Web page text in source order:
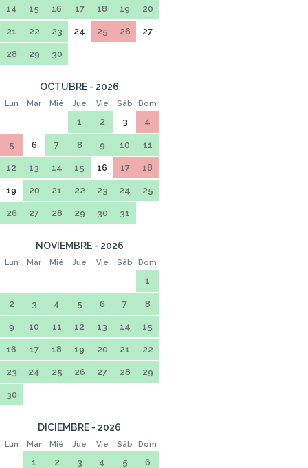
14 15 16 17 18 19 20
21 22 23 24 25 26 27
28 29 30
OCTUBRE - 2026
Lun Mar Mié Jue Vie Sáb Dom
1 2 3 4
5 6 7 8 9 10 11
12 13 14 15 16 17 18
19 20 21 22 23 24 25
26 27 28 29 30 31
NOVIEMBRE - 2026
Lun Mar Mié Jue Vie Sáb Dom
1
2 3 4 5 6 7 8
9 10 11 12 13 14 15
16 17 18 19 20 21 22
23 24 25 26 27 28 29
30
DICIEMBRE - 2026
Lun Mar Mié Jue Vie Sáb Dom
1 2 3 4 5 6